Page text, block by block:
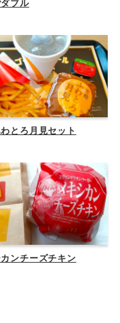
ブル
とろ月見セット
ンチーズチキン